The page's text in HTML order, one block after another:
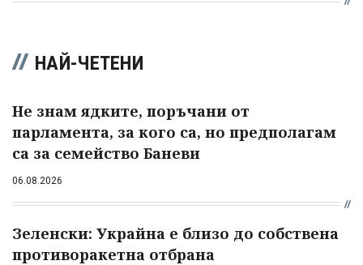
НАЙ-ЧЕТЕНИ
Не знам ядките, поръчани от
парламента, за кого са, но предполагам
са за семейство Баневи
06.08.2026
Зеленски: Украйна е близо до собствена
противоракетна отбрана